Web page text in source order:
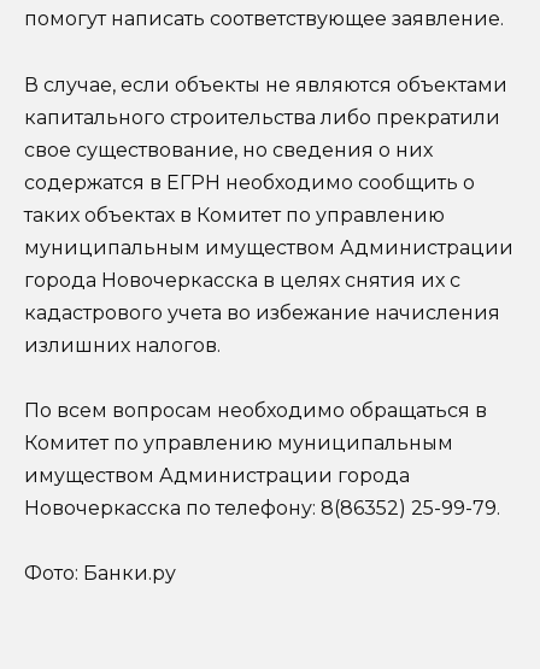
помогут написать соответствующее заявление.
В случае, если объекты не являются объектами
капитального строительства либо прекратили
свое существование, но сведения о них
содержатся в ЕГРН необходимо сообщить о
таких объектах в Комитет по управлению
муниципальным имуществом Администрации
города Новочеркасска в целях снятия их с
кадастрового учета во избежание начисления
излишних налогов.
По всем вопросам необходимо обращаться в
Комитет по управлению муниципальным
имуществом Администрации города
Новочеркасска по телефону: 8(86352) 25-99-79.
Фото: Банки.ру